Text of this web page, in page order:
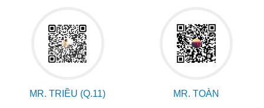
MR. TRIỀU (Q.11) MR. TOÀN